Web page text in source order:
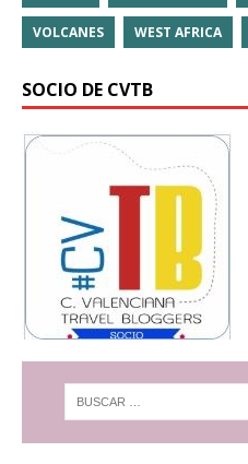
VOLCANES WEST AFRICA
SOCIO DE CVTB